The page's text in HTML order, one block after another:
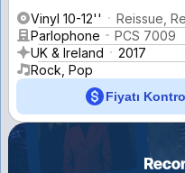
Vinyl 10-12''
Reissue,
Parlophone
PCS 7009
UK & Ireland
2017
Rock, Pop
Fiyatı